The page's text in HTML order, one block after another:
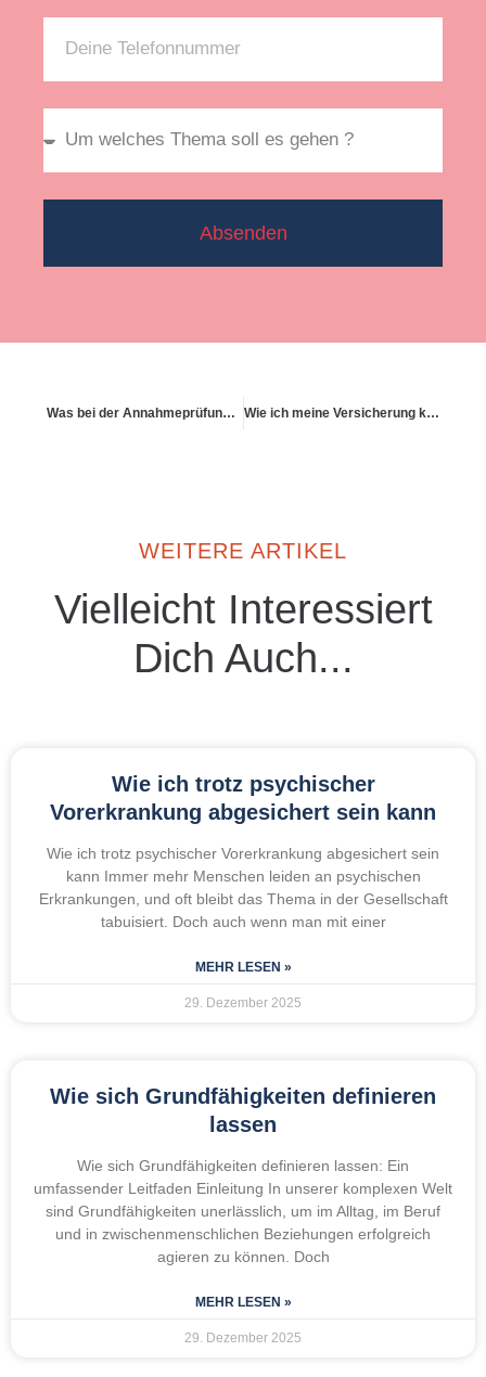
Absenden
Was bei der Annahmeprüfung durch den Versicherer passiert Wie ich meine Versicherung kündige und neu abschließe (oder nicht)
WEITERE ARTIKEL
Vielleicht Interessiert
Dich Auch...
Wie ich trotz psychischer
Vorerkrankung abgesichert sein kann
Wie ich trotz psychischer Vorerkrankung abgesichert sein
kann Immer mehr Menschen leiden an psychischen
Erkrankungen, und oft bleibt das Thema in der Gesellschaft
tabuisiert. Doch auch wenn man mit einer
MEHR LESEN »
29. Dezember 2025
Wie sich Grundfähigkeiten definieren
lassen
Wie sich Grundfähigkeiten definieren lassen: Ein
umfassender Leitfaden Einleitung In unserer komplexen Welt
sind Grundfähigkeiten unerlässlich, um im Alltag, im Beruf
und in zwischenmenschlichen Beziehungen erfolgreich
agieren zu können. Doch
MEHR LESEN »
29. Dezember 2025